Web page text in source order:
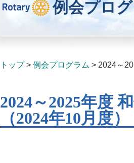
例会プロ
トップ 例会プログラム 2024～
2024～2025年度
（2024年10月度）